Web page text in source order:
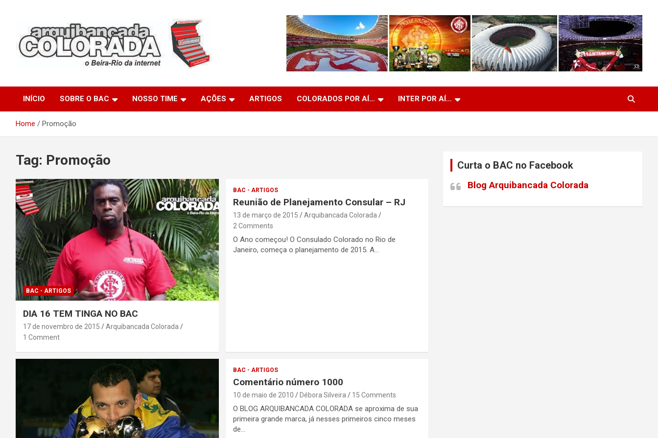
Arquibancada Colorada
INÍCIO SOBRE O BAC NOSSO TIME AÇÕES ARTIGOS COLORADOS POR AÍ… INTER POR AÍ…
Home Promoção
Tag: Promoção
BAC - ARTIGOS
DIA 16 TEM TINGA NO BAC
17 de novembro de 2015
Arquibancada Colorada
1 Comment
BAC - ARTIGOS
Reunião de Planejamento Consular – RJ
13 de março de 2015
Arquibancada Colorada
2 Comments
O Ano começou! O Consulado Colorado no Rio de
Janeiro, começa o planejamento de 2015. A…
BAC - ARTIGOS
Comentário número 1000
10 de maio de 2010 Débora Silveira 15 Comments
O BLOG ARQUIBANCADA COLORADA se aproxima de sua
primeira grande marca, já nesses primeiros cinco meses
de…
Curta o BAC no Facebook
Blog Arquibancada Colorada